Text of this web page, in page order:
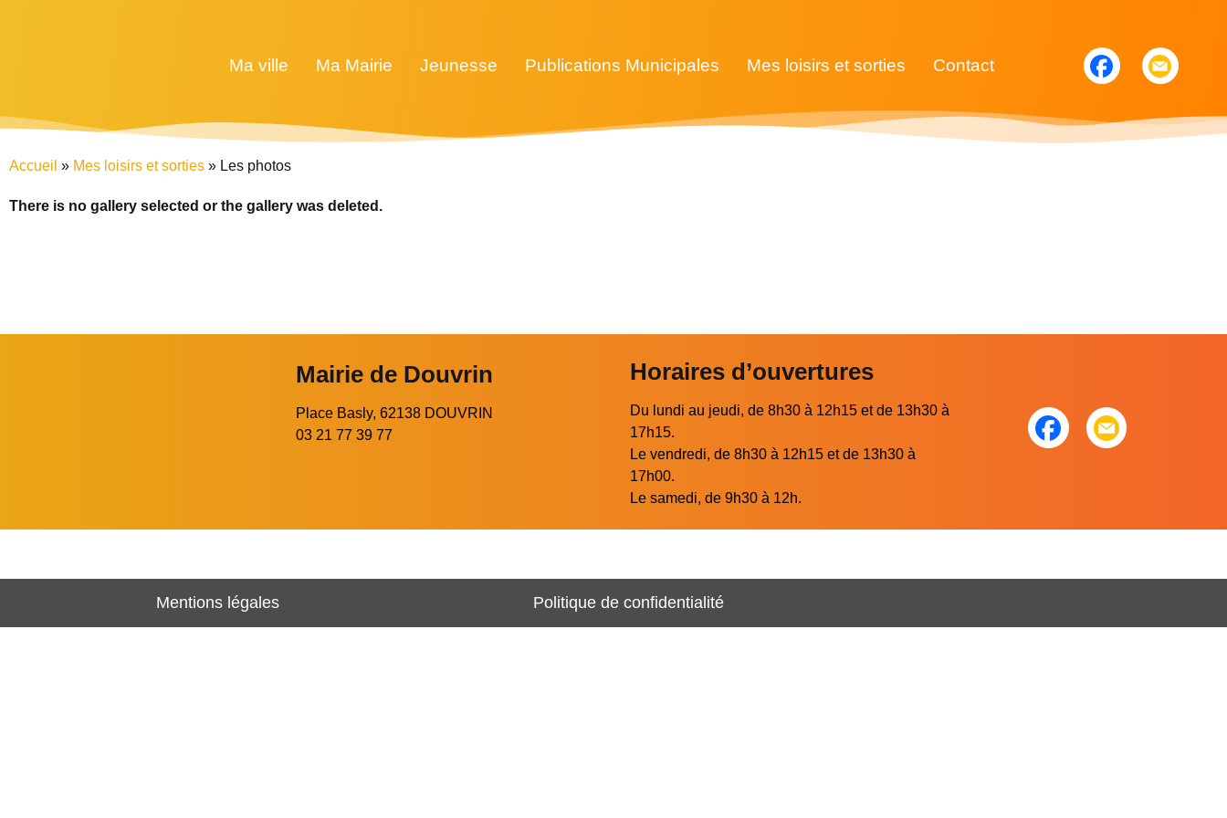
Ma ville Ma Mairie Jeunesse Publications Municipales Mes loisirs et sorties Contact
Accueil » Mes loisirs et sorties » Les photos
There is no gallery selected or the gallery was deleted.
Mairie de Douvrin
Place Basly, 62138 DOUVRIN
03 21 77 39 77
Horaires d’ouvertures
Du lundi au jeudi, de 8h30 à 12h15 et de 13h30 à
17h15.
Le vendredi, de 8h30 à 12h15 et de 13h30 à
17h00.
Le samedi, de 9h30 à 12h.
Mentions légales Politique de confidentialité